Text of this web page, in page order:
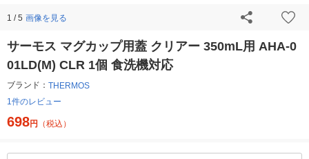
1 / 5 画像を見る
サーモス マグカップ用蓋 クリアー 350mL用 AHA-0
01LD(M) CLR 1個 食洗機対応
ブランド： THERMOS
1件のレビュー
698円 （税込）